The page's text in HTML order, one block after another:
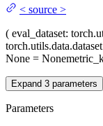
< source >
( eval_dataset:
None = None
Expand 3 parameters
Parameters